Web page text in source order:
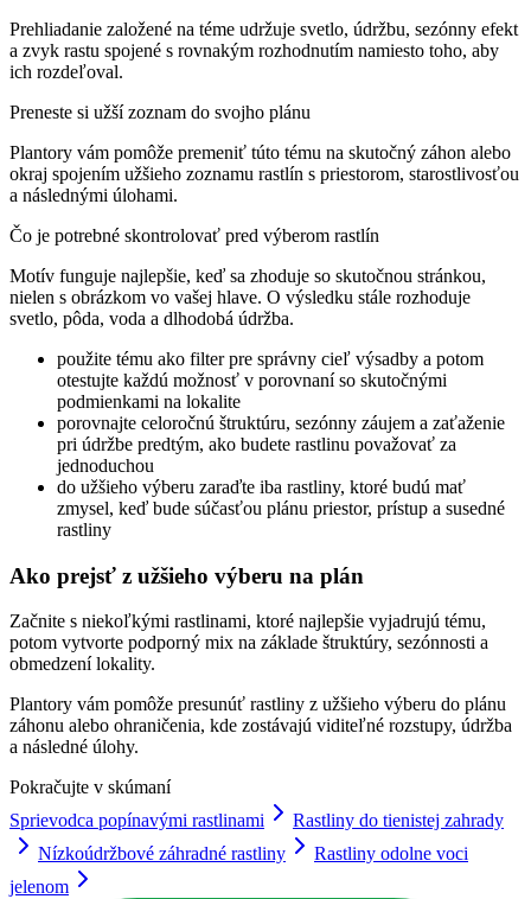
Prehliadanie založené na téme udržuje svetlo, údržbu, sezónny efekt
a zvyk rastu spojené s rovnakým rozhodnutím namiesto toho, aby
ich rozdeľoval.
Preneste si užší zoznam do svojho plánu
Plantory vám pomôže premeniť túto tému na skutočný záhon alebo
okraj spojením užšieho zoznamu rastlín s priestorom, starostlivosťou
a následnými úlohami.
Čo je potrebné skontrolovať pred výberom rastlín
Motív funguje najlepšie, keď sa zhoduje so skutočnou stránkou,
nielen s obrázkom vo vašej hlave. O výsledku stále rozhoduje
svetlo, pôda, voda a dlhodobá údržba.
použite tému ako filter pre správny cieľ výsadby a potom
otestujte každú možnosť v porovnaní so skutočnými
podmienkami na lokalite
porovnajte celoročnú štruktúru, sezónny záujem a zaťaženie
pri údržbe predtým, ako budete rastlinu považovať za
jednoduchou
do užšieho výberu zaraďte iba rastliny, ktoré budú mať
zmysel, keď bude súčasťou plánu priestor, prístup a susedné
rastliny
Ako prejsť z užšieho výberu na plán
Začnite s niekoľkými rastlinami, ktoré najlepšie vyjadrujú tému,
potom vytvorte podporný mix na základe štruktúry, sezónnosti a
obmedzení lokality.
Plantory vám pomôže presunúť rastliny z užšieho výberu do plánu
záhonu alebo ohraničenia, kde zostávajú viditeľné rozstupy, údržba
a následné úlohy.
Pokračujte v skúmaní
Sprievodca popínavými rastlinami
Rastliny do tienistej zahrady
Nízkoúdržbové záhradné rastliny
Rastliny odolne voci
jelenom